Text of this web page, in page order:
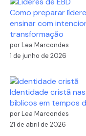
Como preparar
ensinar com
transformação
por Lea Marcondes
1 de junho de 2026
Identidade cristã
bíblicos em tempos
por Lea Marcondes
21 de abril de 2026